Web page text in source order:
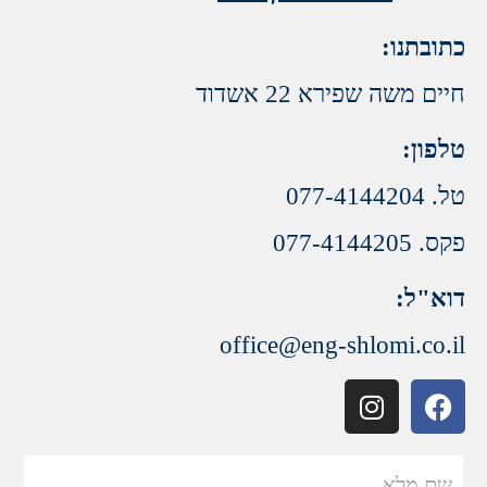
כתובתנו:
חיים משה שפירא 22 אשדוד
טלפון:
טל. 077-4144204
פקס. 077-4144205
דוא"ל:
office@eng-shlomi.co.il